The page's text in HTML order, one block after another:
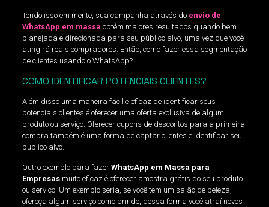
Tendo isso em mente, sua campanha através do envio de
WhatsApp em massa obtém maiores resultados quando bem
planejada e direcionada para seu público alvo, uma vez que você
atingirá reais compradores. Então, como fazer essa segmentação
de clientes usando o WhatsApp?
COMO IDENTIFICAR POTENCIAIS CLIENTES?
Além disso uma maneira fácil e eficaz de identificar seus
potenciais clientes é oferecer uma oferta exclusiva de algum
produto ou serviço. Oferecer cupons de descontos para a primeira
compra também é uma forma de captar clientes e identificar seu
público alvo.
Outro exemplo para fazer WhatsApp em Massa para
Empresasmuito eficaz é oferecer amostra grátis do seu produto
ou serviço. Um exemplo seria, se você tem um salão de beleza,
ofereça algum serviço como brinde, dessa forma você atraí novos